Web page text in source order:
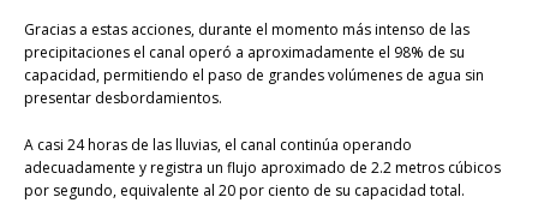
Gracias a estas acciones, durante el momento más intenso de las
precipitaciones el canal operó a aproximadamente el 98% de su
capacidad, permitiendo el paso de grandes volúmenes de agua sin
presentar desbordamientos.
A casi 24 horas de las lluvias, el canal continúa operando
adecuadamente y registra un flujo aproximado de 2.2 metros cúbicos
por segundo, equivalente al 20 por ciento de su capacidad total.